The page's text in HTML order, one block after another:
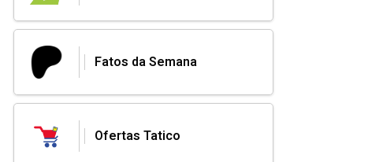
Fatos da Semana
Ofertas Tatico